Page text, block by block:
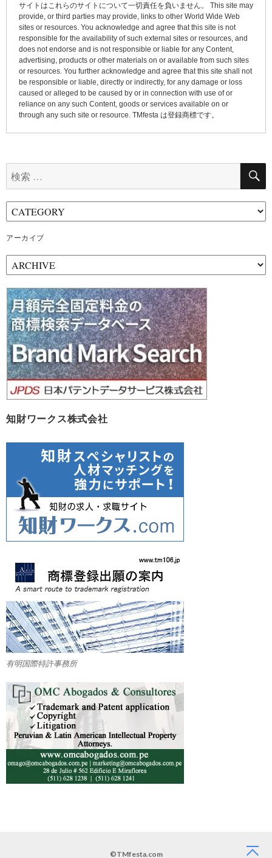
サイトはこれらのサイトについて一切責任を負いません。 This site may
provide, or third parties may provide, links to other World Wide Web
sites or resources. You acknowledge and agree that this site is not
responsible for the availability of such external sites or resources, and
does not endorse and is not responsible or liable for any Content,
advertising, products or other materials on or available from such sites
or resources. You further acknowledge and agree that this site shall not
be responsible or liable, directly or indirectly, for any damage or loss
caused or alleged to be caused by or in connection with use of or
reliance on any such Content, goods or services available on or
through any such site or resource. TMfesta は登録商標です。
索:
アーカイブ
ー
カ
イ
ブ
知財ワークス株式会社
有明国際特許事務所
©TMfesta.com